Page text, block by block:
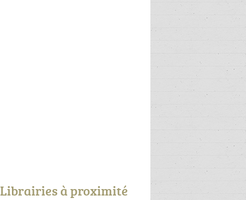
Librairies à proximité